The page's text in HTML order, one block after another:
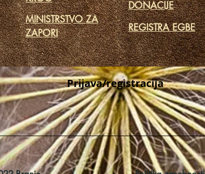
MINISTRSTVO ZA
ZAPORI
DONACIJE
REGISTRA EGBE
Prijava/registracija